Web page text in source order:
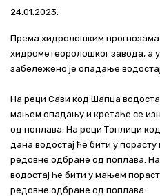
Програми и извештаји
Актуелно
Контакт
+381 11 311 94 00
24.01.2023.
Према хидролошким прогнозама
хидрометеоролошког завода, а
забележено је опадање
На реци Сави код Шапца
мањем опадању и кретаће се
од поплава. На реци Топлици
дана водостај ће бити у
редовне одбране од поплава.
водостај ће бити у мањем
редовне одбране од поплава.